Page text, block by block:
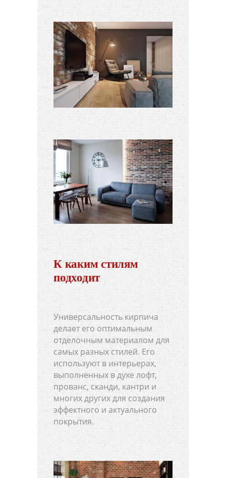
К каким стилям
подходит
Универсальность кирпича
делает его оптимальным
отделочным материалом для
самых разных стилей. Его
используют в интерьерах,
выполненных в духе лофт,
прованс, сканди, кантри и
многих других для создания
эффектного и актуального
покрытия.